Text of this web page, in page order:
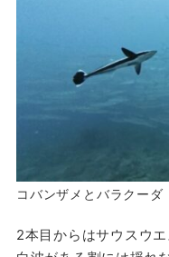
コバンザメとバラクーダ
2本目からはサウスウエ